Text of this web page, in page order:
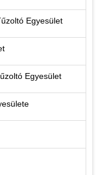
Egyesület
Egyesület